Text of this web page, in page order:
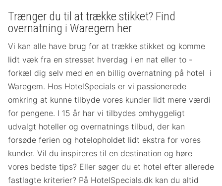
Trænger du til at trække stikket? Find
overnatning i Waregem her
Vi kan alle have brug for at trække stikket og komme
lidt væk fra en stresset hverdag i en nat eller to -
forkæl dig selv med en en billig overnatning på hotel i
Waregem. Hos HotelSpecials er vi passionerede
omkring at kunne tilbyde vores kunder lidt mere værdi
for pengene. I 15 år har vi tilbydes omhyggeligt
udvalgt hoteller og overnatnings tilbud, der kan
forsøde ferien og hotelopholdet lidt ekstra for vores
kunder. Vil du inspireres til en destination og høre
vores bedste tips? Eller søger du et hotel efter allerede
fastlagte kriterier? På HotelSpecials.dk kan du altid